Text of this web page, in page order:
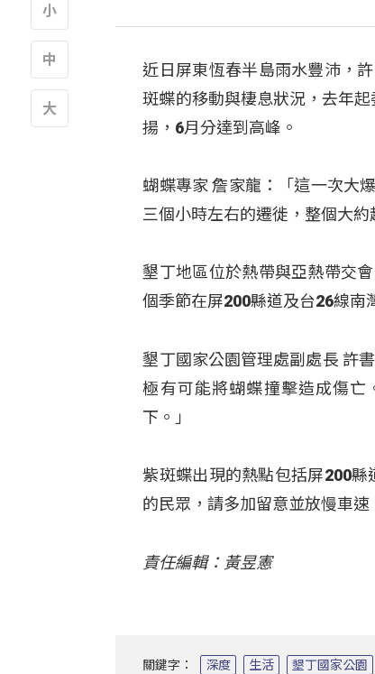
近日屏東恆春半島雨水豐沛，
斑蝶的移動與棲息狀況，去年
揚，6月分達到高峰。
蝴蝶專家 詹家龍：「這一次大
三個小時左右的遷徙，整個大約
墾丁地區位於熱帶與亞熱帶交
個季節在屏200縣道及台26線南
墾丁國家公園管理處副處長 許
極有可能將蝴蝶撞擊造成傷亡
下。」
紫斑蝶出現的熱點包括屏200
的民眾，請多加留意並放慢車速
責任編輯：黃昱憲
關鍵字： 深度 生活 墾丁國家公園